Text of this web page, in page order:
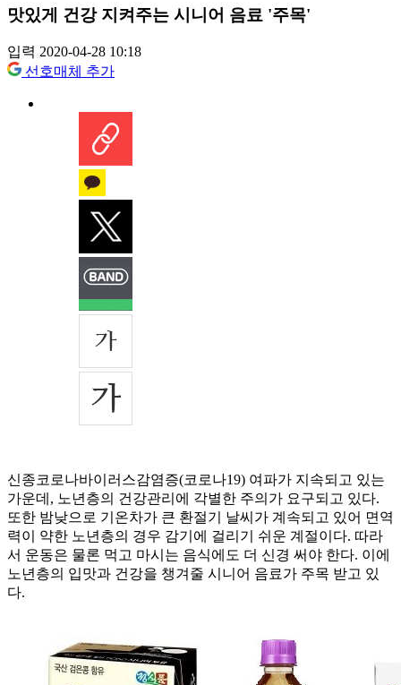
맛있게 건강 지켜주는 시니어 음료 '주목'
입력 2020-04-28 10:18
선호매체 추가
신종코로나바이러스감염증(코로나19) 여파가 지속되고 있는
가운데, 노년층의 건강관리에 각별한 주의가 요구되고 있다.
또한 밤낮으로 기온차가 큰 환절기 날씨가 계속되고 있어 면역
력이 약한 노년층의 경우 감기에 걸리기 쉬운 계절이다. 따라
서 운동은 물론 먹고 마시는 음식에도 더 신경 써야 한다. 이에
노년층의 입맛과 건강을 챙겨줄 시니어 음료가 주목 받고 있
다.